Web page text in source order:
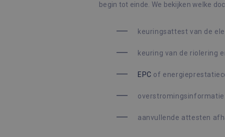
begin tot einde. We bekijken welke
keuringsattest van de
keuring van de riolering
EPC of
aanvullende attesten
Naam
Domein
Meta Platform
Inc.
Naam
Google Privacy Policy